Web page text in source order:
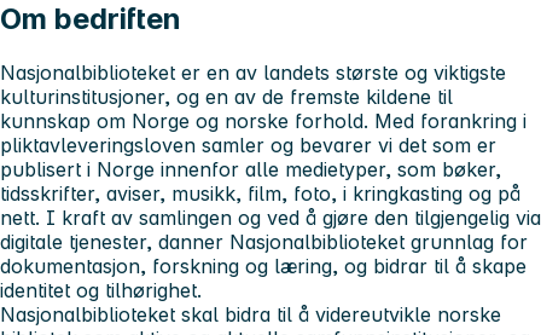
Om bedriften
Nasjonalbiblioteket er en av landets største og viktigste
kulturinstitusjoner, og en av de fremste kildene til
kunnskap om Norge og norske forhold. Med forankring i
pliktavleveringsloven samler og bevarer vi det som er
publisert i Norge innenfor alle medietyper, som bøker,
tidsskrifter, aviser, musikk, film, foto, i kringkasting og på
nett. I kraft av samlingen og ved å gjøre den tilgjengelig via
digitale tjenester, danner Nasjonalbiblioteket grunnlag for
dokumentasjon, forskning og læring, og bidrar til å skape
identitet og tilhørighet.
Nasjonalbiblioteket skal bidra til å videreutvikle norske